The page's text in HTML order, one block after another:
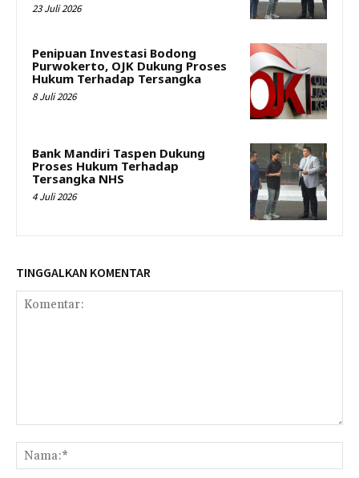
23 Juli 2026
Penipuan Investasi Bodong
Purwokerto, OJK Dukung Proses
Hukum Terhadap Tersangka
8 Juli 2026
Bank Mandiri Taspen Dukung
Proses Hukum Terhadap
Tersangka NHS
4 Juli 2026
TINGGALKAN KOMENTAR